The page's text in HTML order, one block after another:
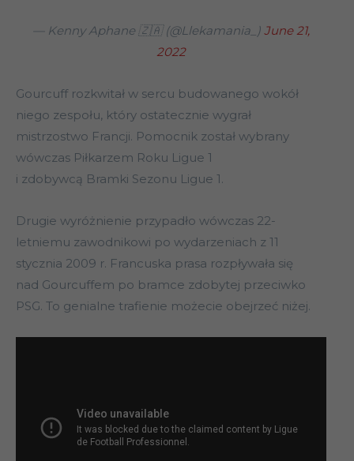
— Kenny Aphane 🇿🇦 (@Llekamania_) June 21,
2022
Gourcuff rozkwitał w sercu budowanego wokół
niego zespołu, który ostatecznie wygrał
mistrzostwo Francji. Pomocnik został wybrany
wówczas Piłkarzem Roku Ligue 1
i zdobywcą Bramki Sezonu Ligue 1.
Drugie wyróżnienie przypadło wówczas 22-
letniemu zawodnikowi po wydarzeniach z 11
stycznia 2009 r. Francuska prasa rozpływała się
nad Gourcuffem po bramce zdobytej przeciwko
PSG. To genialne trafienie możecie obejrzeć niżej.